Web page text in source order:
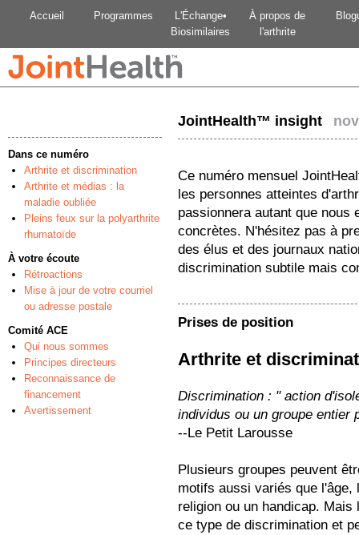
Accueil Programmes
L'Échange•
Biosimilaires
À propos de
l'arthrite
Dans ce numéro
Arthrite et discrimination
Arthrite et médias : la
maladie oubliée
Pleins feux sur la polyarthrite
rhumatoïde
À votre écoute
Rétroactions
Mise à jour de votre courriel
ou adresse postale
Comité ACE
Qui nous sommes
Principes directeurs
Reconnaissance de
financement
Avertissement
JointHealth™ insight
Ce numéro mensuel
les personnes atteintes
passionnera autant que
concrètes. N'hésitez pas à
des élus et des journaux
discrimination subtile mais
Prises de position
Arthrite et
Discrimination : " action
individus ou un groupe entier
--Le Petit Larousse
Plusieurs groupes peuvent
motifs aussi variés que
religion ou un handicap.
ce type de discrimination et